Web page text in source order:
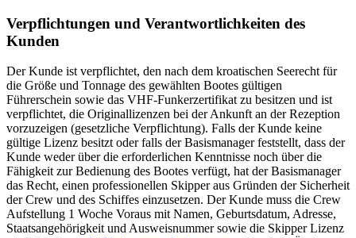
Verpflichtungen und Verantwortlichkeiten des
Kunden
Der Kunde ist verpflichtet, den nach dem kroatischen Seerecht für
die Größe und Tonnage des gewählten Bootes gültigen
Führerschein sowie das VHF-Funkerzertifikat zu besitzen und ist
verpflichtet, die Originallizenzen bei der Ankunft an der Rezeption
vorzuzeigen (gesetzliche Verpflichtung). Falls der Kunde keine
gültige Lizenz besitzt oder falls der Basismanager feststellt, dass der
Kunde weder über die erforderlichen Kenntnisse noch über die
Fähigkeit zur Bedienung des Bootes verfügt, hat der Basismanager
das Recht, einen professionellen Skipper aus Gründen der Sicherheit
der Crew und des Schiffes einzusetzen. Der Kunde muss die Crew
Aufstellung 1 Woche Voraus mit Namen, Geburtsdatum, Adresse,
Staatsangehörigkeit und Ausweisnummer sowie die Skipper Lizenz